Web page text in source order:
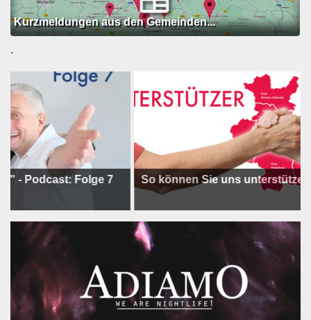
Kurzmeldungen aus den Gemeinden...
.
Folge 7 So können Sie uns unterstützen !